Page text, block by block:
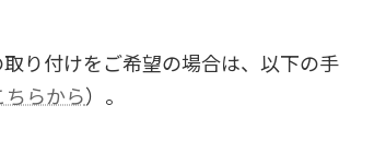
り付けをご希望の場合は、以下の手
ちらから）。